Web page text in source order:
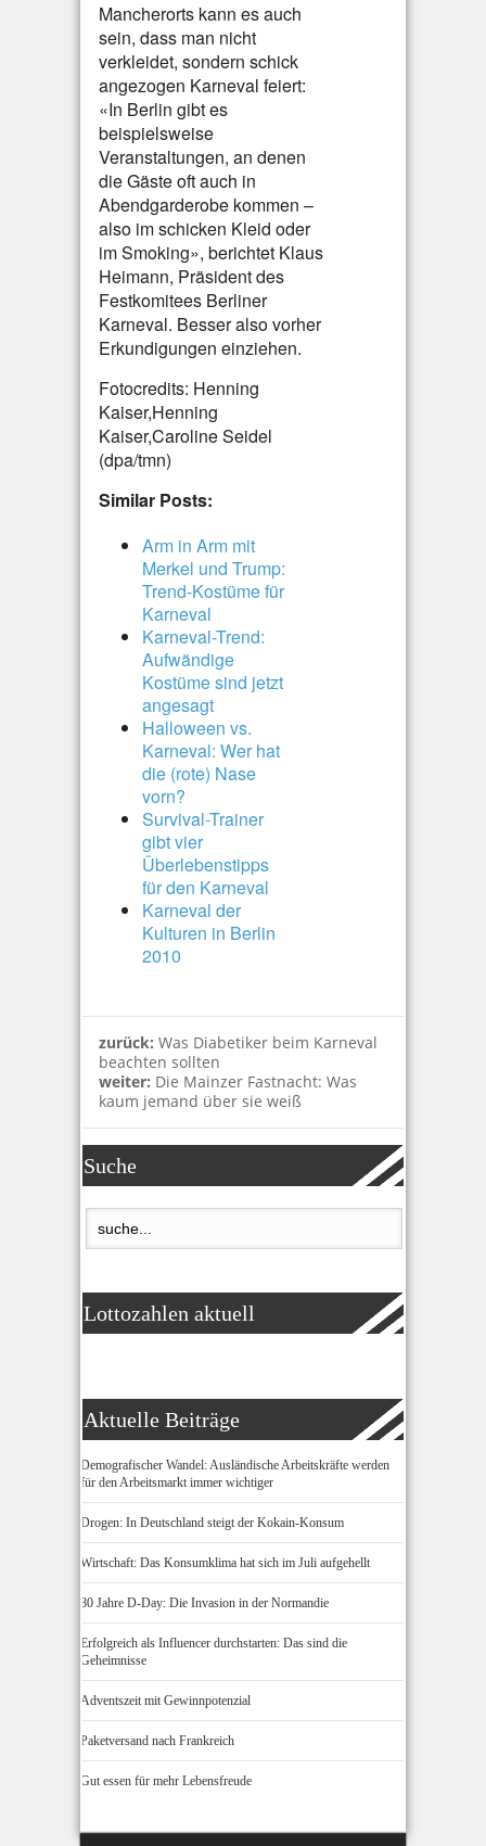
Mancherorts kann es auch
sein, dass man nicht
verkleidet, sondern schick
angezogen Karneval feiert:
«In Berlin gibt es
beispielsweise
Veranstaltungen, an denen
die Gäste oft auch in
Abendgarderobe kommen –
also im schicken Kleid oder
im Smoking», berichtet Klaus
Heimann, Präsident des
Festkomitees Berliner
Karneval. Besser also vorher
Erkundigungen einziehen.
Fotocredits: Henning
Kaiser,Henning
Kaiser,Caroline Seidel
(dpa/tmn)
Similar Posts:
Arm in Arm mit
Merkel und Trump:
Trend-Kostüme für
Karneval
Karneval-Trend:
Aufwändige
Kostüme sind jetzt
angesagt
Halloween vs.
Karneval: Wer hat
die (rote) Nase
vorn?
Survival-Trainer
gibt vier
Überlebenstipps
für den Karneval
Karneval der
Kulturen in Berlin
2010
zurück: Was Diabetiker beim Karneval
beachten sollten
weiter: Die Mainzer Fastnacht: Was
kaum jemand über sie weiß
Suche
Lottozahlen aktuell
Aktuelle Beiträge
Demografischer Wandel: Ausländische Arbeitskräfte werden
für den Arbeitsmarkt immer wichtiger
Drogen: In Deutschland steigt der Kokain-Konsum
Wirtschaft: Das Konsumklima hat sich im Juli aufgehellt
80 Jahre D-Day: Die Invasion in der Normandie
Erfolgreich als Influencer durchstarten: Das sind die
Geheimnisse
Adventszeit mit Gewinnpotenzial
Paketversand nach Frankreich
Gut essen für mehr Lebensfreude